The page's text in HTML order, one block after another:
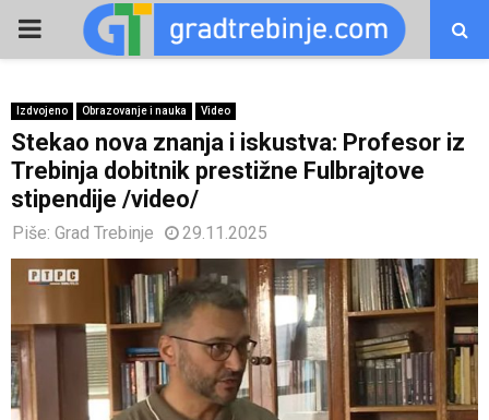
PRIMARY
Izdvojeno Obrazovanje i nauka Video
Stekao nova znanja i iskustva: Profesor iz
Trebinja dobitnik prestižne Fulbrajtove
stipendije /video/
Piše: Grad Trebinje 29.11.2025